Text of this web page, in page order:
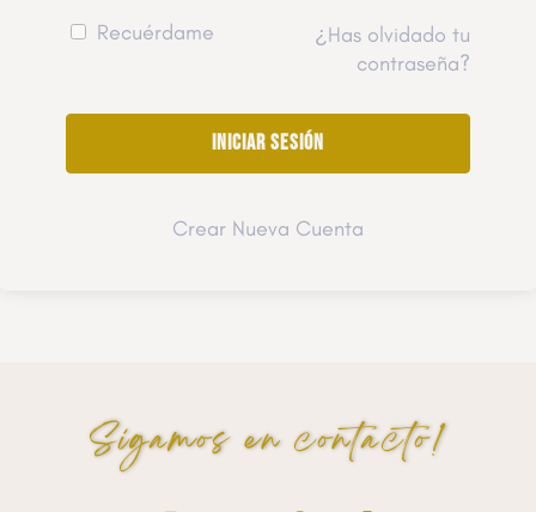
Recuérdame
¿Has olvidado tu
contraseña?
Crear Nueva Cuenta
Sigamos en contacto!